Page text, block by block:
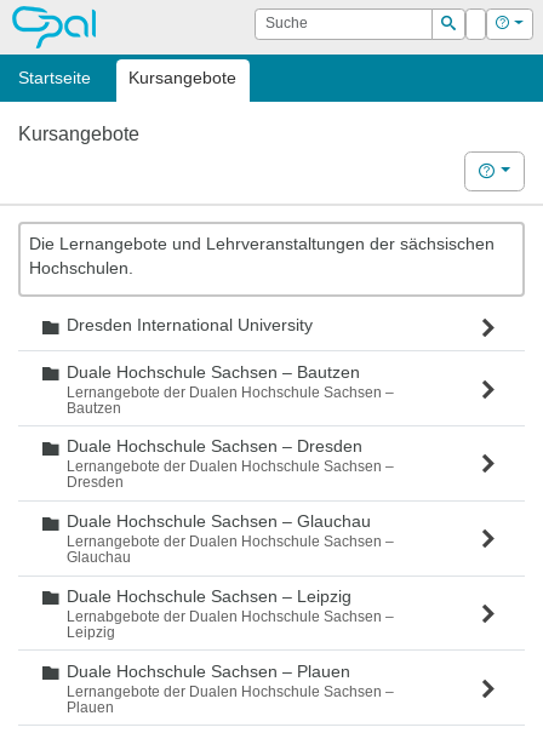
OPAL Suche
Suchen
Login Hilfe
Startseite Kursangebote
Kursangebote
Hilfe
Die Lernangebote und Lehrveranstaltungen der sächsischen
Hochschulen.
Ordner
Dresden International University
Ordner
Duale Hochschule Sachsen – Bautzen
Lernangebote der Dualen Hochschule Sachsen –
Bautzen
Ordner
Duale Hochschule Sachsen – Dresden
Lernangebote der Dualen Hochschule Sachsen –
Dresden
Ordner
Duale Hochschule Sachsen – Glauchau
Lernangebote der Dualen Hochschule Sachsen –
Glauchau
Ordner
Duale Hochschule Sachsen – Leipzig
Lernabgebote der Dualen Hochschule Sachsen –
Leipzig
Ordner
Duale Hochschule Sachsen – Plauen
Lernangebote der Dualen Hochschule Sachsen –
Plauen